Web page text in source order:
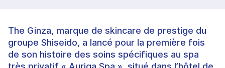
The Ginza, marque de skincare de prestige du
groupe Shiseido, a lancé pour la première fois
de son histoire des soins spécifiques au spa